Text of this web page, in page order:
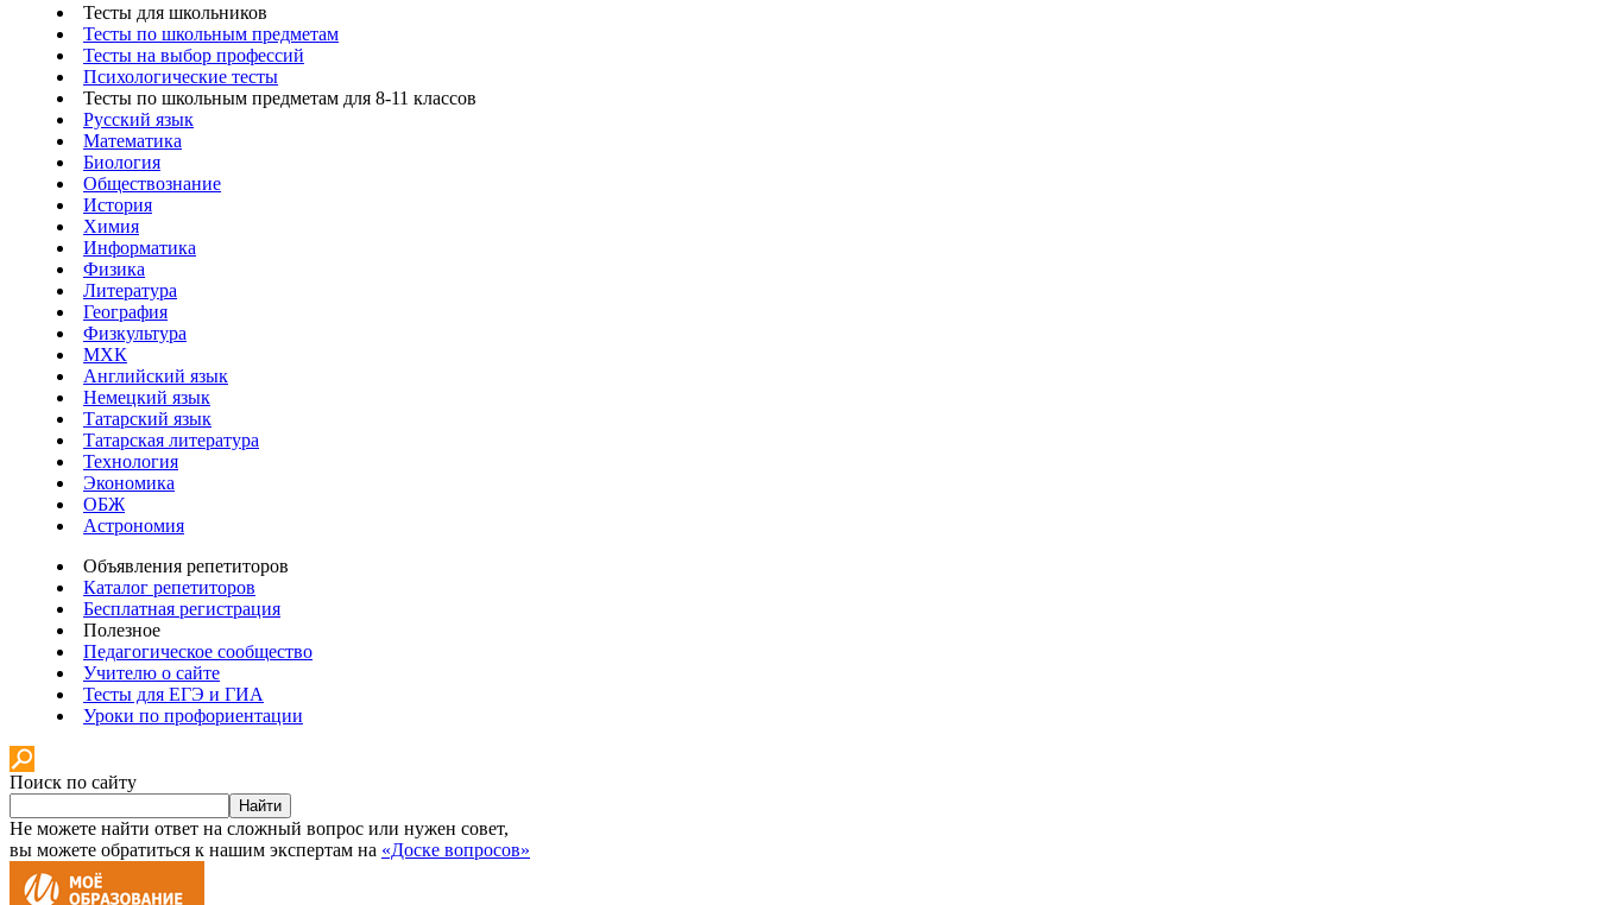
Тесты для школьников
Тесты по школьным предметам
Тесты на выбор профессий
Психологические тесты
Тесты по школьным предметам для 8-11 классов
Русский язык
Математика
Биология
Обществознание
История
Химия
Информатика
Физика
Литература
География
Физкультура
МХК
Английский язык
Немецкий язык
Татарский язык
Татарская литература
Технология
Экономика
ОБЖ
Астрономия
Объявления репетиторов
Каталог репетиторов
Бесплатная регистрация
Полезное
Педагогическое сообщество
Учителю о сайте
Тесты для ЕГЭ и ГИА
Уроки по профориентации
Поиск по сайту
Найти
Не можете найти ответ на сложный вопрос или нужен совет,
вы можете обратиться к нашим экспертам на «Доске вопросов»